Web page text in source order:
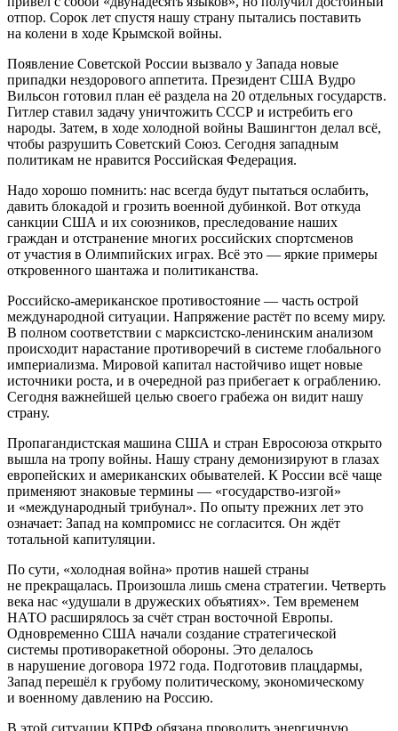
отпор. Сорок лет спустя нашу страну пытались поставить
на колени в ходе Крымской войны.
Появление Советской России вызвало у Запада новые
припадки нездорового аппетита. Президент США Вудро
Вильсон готовил план её раздела на 20 отдельных государств.
Гитлер ставил задачу уничтожить СССР и истребить его
народы. Затем, в ходе холодной войны Вашингтон делал всё,
чтобы разрушить Советский Союз. Сегодня западным
политикам не нравится Российская Федерация.
Надо хорошо помнить: нас всегда будут пытаться ослабить,
давить блокадой и грозить военной дубинкой. Вот откуда
санкции США и их союзников, преследование наших
граждан и отстранение многих российских спортсменов
от участия в Олимпийских играх. Всё это — яркие примеры
откровенного шантажа и политиканства.
Российско-американское противостояние — часть острой
международной ситуации. Напряжение растёт по всему миру.
В полном соответствии с марксистско-ленинским анализом
происходит нарастание противоречий в системе глобального
империализма. Мировой капитал настойчиво ищет новые
источники роста, и в очередной раз прибегает к ограблению.
Сегодня важнейшей целью своего грабежа он видит нашу
страну.
Пропагандистская машина США и стран Евросоюза открыто
вышла на тропу войны. Нашу страну демонизируют в глазах
европейских и американских обывателей. К России всё чаще
применяют знаковые термины — «государство-изгой»
и «международный трибунал». По опыту прежних лет это
означает: Запад на компромисс не согласится. Он ждёт
тотальной капитуляции.
По сути, «холодная война» против нашей страны
не прекращалась. Произошла лишь смена стратегии. Четверть
века нас «удушали в дружеских объятиях». Тем временем
НАТО расширялось за счёт стран восточной Европы.
Одновременно США начали создание стратегической
системы противоракетной обороны. Это делалось
в нарушение договора 1972 года. Подготовив плацдармы,
Запад перешёл к грубому политическому, экономическому
и военному давлению на Россию.